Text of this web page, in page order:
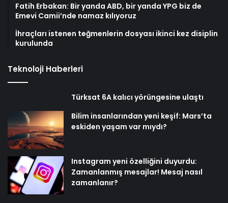
Fatih Erbakan: Bir yanda ABD, bir yanda YPG biz de
Emevi Camii’nde namaz kılıyoruz
İhraçları istenen teğmenlerin dosyası ikinci kez disiplin
kurulunda
Teknoloji Haberleri
Türksat 6A kalıcı yörüngesine ulaştı
Bilim insanlarından yeni keşif: Mars’ta
eskiden yaşam var mıydı?
Instagram yeni özelliğini duyurdu:
Zamanlanmış mesajlar! Mesaj nasıl
zamanlanır?